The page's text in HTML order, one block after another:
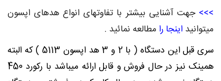
>>> جهت آشنایی بیشتر با تفاوتهای انواع هدهای اپسون
میتوانید اینجا را مطالعه نمائید .
سری قبل این دستگاه ( با 2 و 3 هد اپسون 5113 ) که البته
همینک نیز در حال فروش و قابل ارائه میباشد با رکورد 450